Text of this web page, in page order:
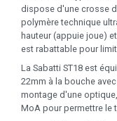
dispose d'une crosse
polymère technique
hauteur (appuie joue)
est rabattable pour
La Sabatti ST18 est
22mm à la bouche
montage d'une
MoA pour permettre le